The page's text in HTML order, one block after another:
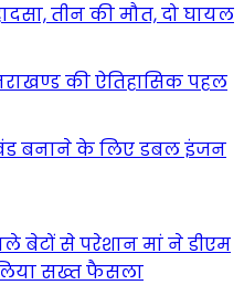
तीन की मौत, दो घायल
की ऐतिहासिक पहल
बनाने के लिए डबल इंजन
बेटों से परेशान मां ने डीएम
सख्त फैसला